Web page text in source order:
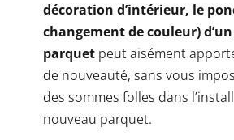
décoration d’intérieur, le
changement de couleur)
parquetpeut aisément
de nouveauté, sans vous
des sommes folles dans
nouveau parquet.